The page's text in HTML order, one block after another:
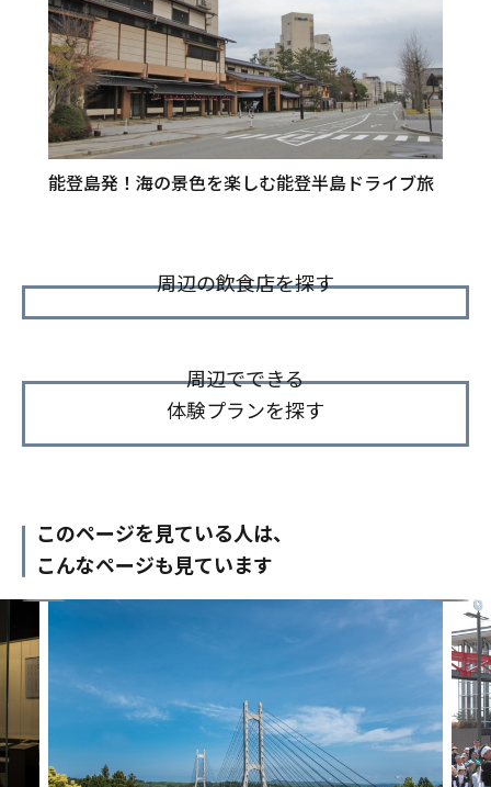
能登島発！海の景色を楽しむ能登半島ドライブ旅
周辺の飲食店を探す
周辺でできる
体験プランを探す
このページを見ている人は、
こんなページも見ています